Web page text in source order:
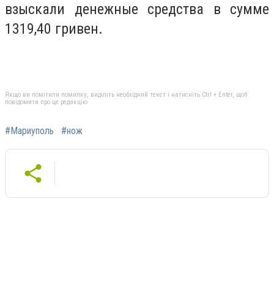
взыскали денежные средства в сумме
1319,40 гривен.
Якщо ви помітили помилку, виділіть необхідний текст і натисніть Ctrl + Enter, щоб
повідомити про це редакцію
#Мариуполь #нож